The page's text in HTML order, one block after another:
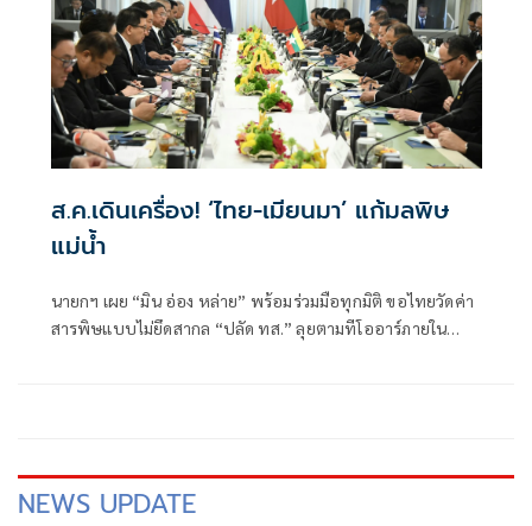
ส.ค.เดินเครื่อง! ‘ไทย-เมียนมา’ แก้มลพิษ
แม่นํ้า
นายกฯ เผย “มิน อ่อง หล่าย” พร้อมร่วมมือทุกมิติ ขอไทยวัดค่า
สารพิษแบบไม่ยึดสากล “ปลัด ทส.” ลุยตามทีโออาร์ภายใน
NEWS UPDATE